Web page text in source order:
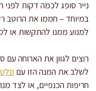
נייר סופג לכמה דקות לפני
במיוחד – חממו את הרוטב
למנוע ממנו להתקשות או
רוצים לגוון את הארוחה עם
לשלב את המנה הזו עם
חריפות הכנפיים, או לצד